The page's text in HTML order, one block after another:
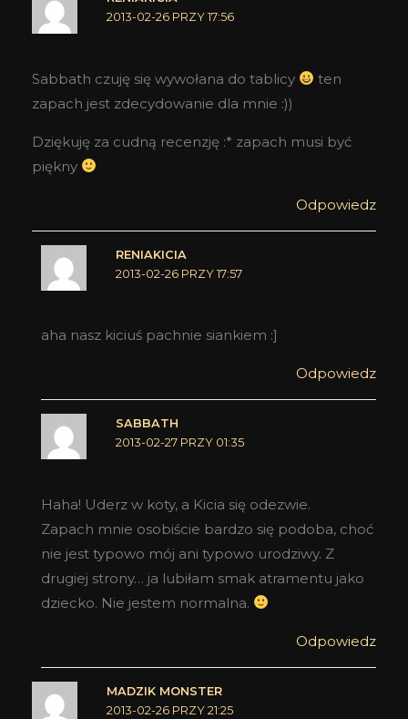
2013-02-26 PRZY 17:56
Sabbath czuję się wywołana do tablicy
ten
zapach jest zdecydowanie dla mnie :))
Dziękuję za cudną recenzję :* zapach musi być
piękny
Odpowiedz
RENIAKICIA
2013-02-26 PRZY 17:57
aha nasz kiciuś pachnie siankiem :]
Odpowiedz
SABBATH
2013-02-27 PRZY 01:35
Haha! Uderz w koty, a Kicia się odezwie.
Zapach mnie osobiście bardzo się podoba, choć
nie jest typowo mój ani typowo urodziwy. Z
drugiej strony… ja lubiłam smak atramentu jako
dziecko. Nie jestem normalna.
Odpowiedz
MADZIK MONSTER
2013-02-26 PRZY 21:25